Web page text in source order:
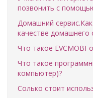
позвонить с
Домашний
качестве домашнего
Что такое EVCMOBI-
Что такое
компьютер)?
Солько стоит